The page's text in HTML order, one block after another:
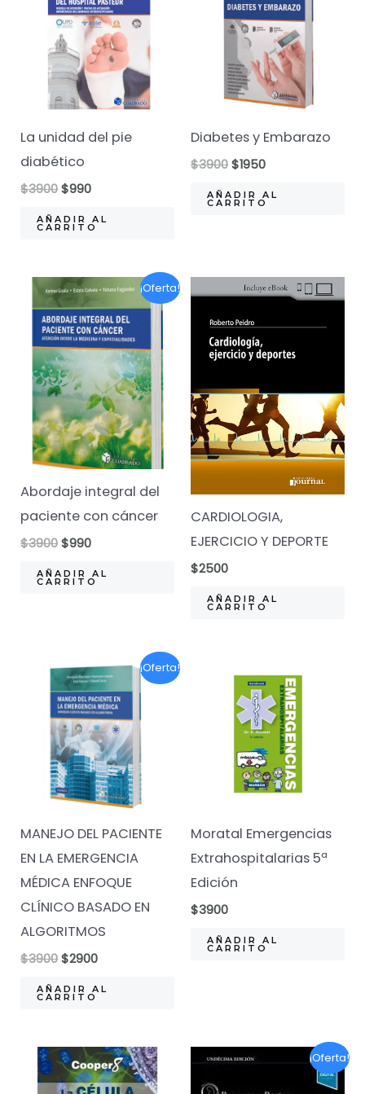
La unidad del pie
diabético
$3900El
original
era:
$990El
actual
es:
AÑADIR AL
CARRITO
Diabetes y Embarazo
$3900El
original
era:
$1950El
actual
AÑADIR AL
CARRITO
¡Oferta!
Abordaje integral del
paciente con cáncer
$3900El
original
era:
$990El
actual
es:
AÑADIR AL
CARRITO
CARDIOLOGIA,
EJERCICIO Y DEPORTE
$2500
AÑADIR AL
CARRITO
¡Oferta!
MANEJO DEL PACIENTE
EN LA EMERGENCIA
MÉDICA ENFOQUE
CLÍNICO BASADO EN
ALGORITMOS
$3900El
original
era:
$2900El
actual
AÑADIR AL
CARRITO
Moratal Emergencias
Extrahospitalarias 5ª
Edición
$3900
AÑADIR AL
CARRITO
¡Oferta!